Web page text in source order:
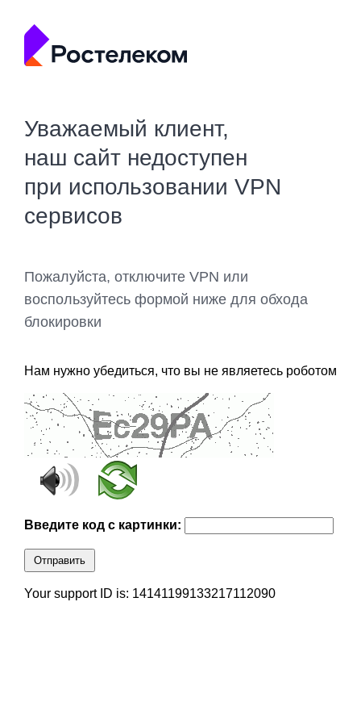
Уважаемый клиент,
наш сайт недоступен
при использовании VPN
сервисов
Пожалуйста, отключите VPN или
воспользуйтесь формой ниже для обхода
блокировки
Нам нужно убедиться, что вы не являетесь роботом
Введите код с картинки:
Отправить
Your support ID is: 14141199133217112090